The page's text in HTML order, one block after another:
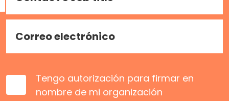
Tengo autorización para firmar en
nombre de mi organización